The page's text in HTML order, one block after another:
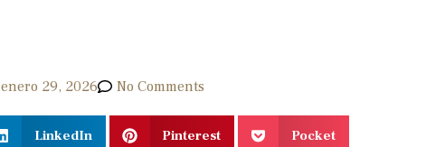
enero 29, 2026 No Comments
LinkedIn Pinterest Pocket